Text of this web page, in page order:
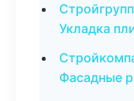
Укладка
Фасадные